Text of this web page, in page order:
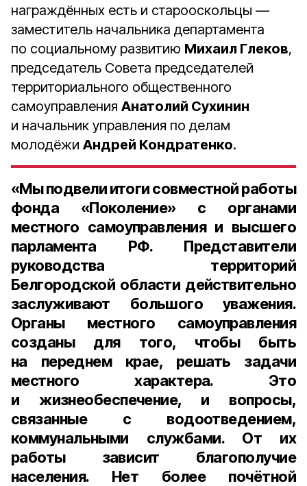
награждённых есть и старооскольцы —
заместитель начальника департамента
по социальному развитию Михаил Глеков,
председатель Совета председателей
территориального общественного
самоуправления Анатолий Сухинин
и начальник управления по делам
молодёжи Андрей Кондратенко.
«Мы подвели итоги совместной работы
фонда «Поколение» с органами
местного самоуправления и высшего
парламента РФ. Представители
руководства территорий
Белгородской области действительно
заслуживают большого уважения.
Органы местного самоуправления
созданы для того, чтобы быть
на переднем крае, решать задачи
местного характера. Это
и жизнеобеспечение, и вопросы,
связанные с водоотведением,
коммунальными службами. От их
работы зависит благополучие
населения. Нет более почётной